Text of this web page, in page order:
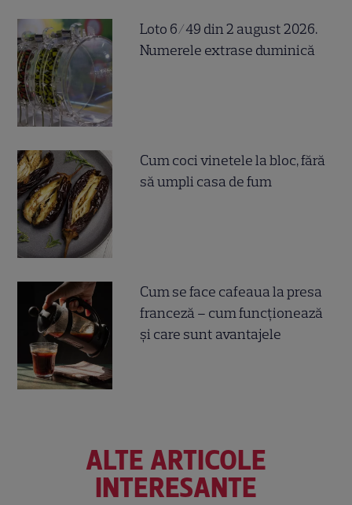
Loto 6/49 din 2 august 2026.
Numerele extrase duminică
Cum coci vinetele la bloc, fără
să umpli casa de fum
Cum se face cafeaua la presa
franceză – cum funcționează
și care sunt avantajele
ALTE ARTICOLE
INTERESANTE